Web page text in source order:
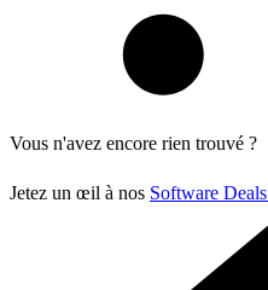
Vous n'avez encore rien trouvé ?
Jetez un œil à nos Software Deals